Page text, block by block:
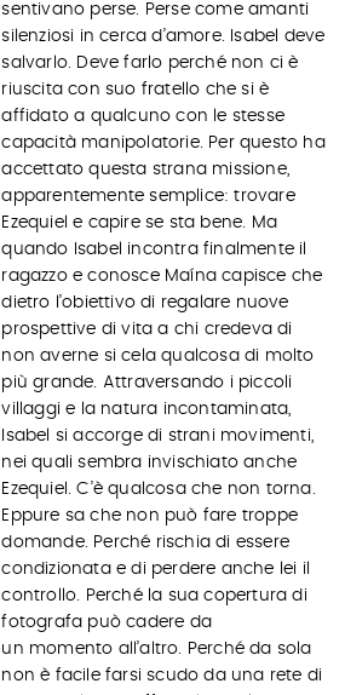
sentivano perse. Perse come amanti
silenziosi in cerca d’amore. Isabel deve
salvarlo. Deve farlo perché non ci è
riuscita con suo fratello che si è
affidato a qualcuno con le stesse
capacità manipolatorie. Per questo ha
accettato questa strana missione,
apparentemente semplice: trovare
Ezequiel e capire se sta bene. Ma
quando Isabel incontra finalmente il
ragazzo e conosce Maína capisce che
dietro l’obiettivo di regalare nuove
prospettive di vita a chi credeva di
non averne si cela qualcosa di molto
più grande. Attraversando i piccoli
villaggi e la natura incontaminata,
Isabel si accorge di strani movimenti,
nei quali sembra invischiato anche
Ezequiel. C’è qualcosa che non torna.
Eppure sa che non può fare troppe
domande. Perché rischia di essere
condizionata e di perdere anche lei il
controllo. Perché la sua copertura di
fotografa può cadere da
un momento all’altro. Perché da sola
non è facile farsi scudo da una rete di